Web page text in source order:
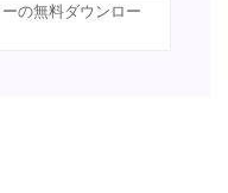
の無料ダウンロー